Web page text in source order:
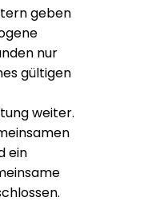
geben
nur
gültigen
weiter.
ein